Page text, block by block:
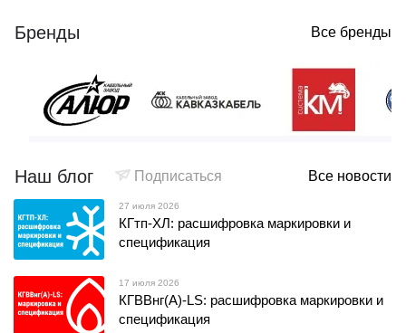
Бренды Все бренды
Наш блог Подписаться Все новости
27 июля 2026
КГтп-ХЛ: расшифровка маркировки и
спецификация
17 июля 2026
КГВВнг(А)-LS: расшифровка маркировки и
спецификация